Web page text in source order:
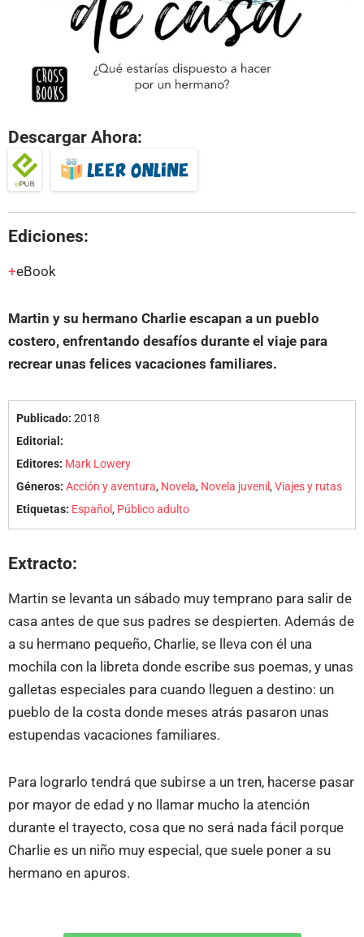
Descargar Ahora:
Ediciones:
eBook
Martin y su hermano Charlie escapan a un pueblo
costero, enfrentando desafíos durante el viaje para
recrear unas felices vacaciones familiares.
Publicado: 2018
Editorial:
Editores: Mark Lowery
Géneros: Acción y aventura, Novela, Novela juvenil,Viajes y rutas
Etiquetas: Español, Público adulto
Extracto:
Martin se levanta un sábado muy temprano para salir de
casa antes de que sus padres se despierten. Además de
a su hermano pequeño, Charlie, se lleva con él una
mochila con la libreta donde escribe sus poemas, y unas
galletas especiales para cuando lleguen a destino: un
pueblo de la costa donde meses atrás pasaron unas
estupendas vacaciones familiares.
Para lograrlo tendrá que subirse a un tren, hacerse pasar
por mayor de edad y no llamar mucho la atención
durante el trayecto, cosa que no será nada fácil porque
Charlie es un niño muy especial, que suele poner a su
hermano en apuros.